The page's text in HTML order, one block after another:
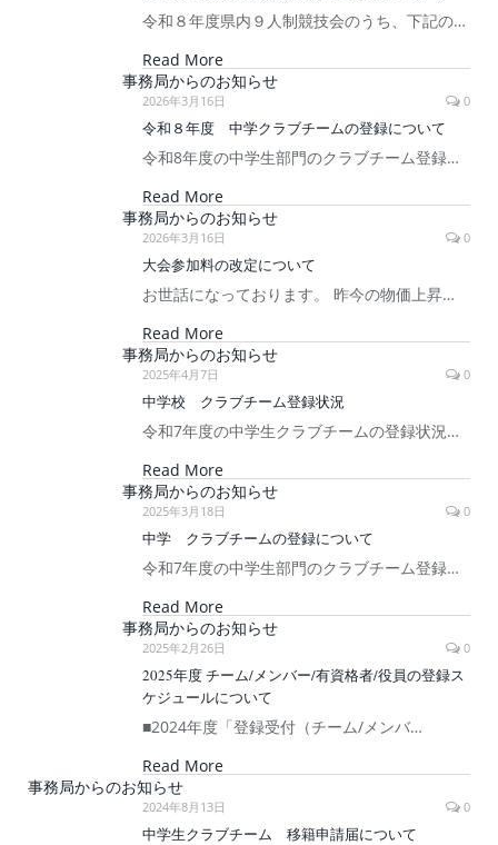
令和８年度県内９人制競技会のうち、下記の…
Read More
事務局からのお知らせ
2026年3月16日 0
令和８年度 中学クラブチームの登録について
令和8年度の中学生部門のクラブチーム登録…
Read More
事務局からのお知らせ
2026年3月16日 0
大会参加料の改定について
お世話になっております。 昨今の物価上昇…
Read More
事務局からのお知らせ
2025年4月7日 0
中学校 クラブチーム登録状況
令和7年度の中学生クラブチームの登録状況…
Read More
事務局からのお知らせ
2025年3月18日 0
中学 クラブチームの登録について
令和7年度の中学生部門のクラブチーム登録…
Read More
事務局からのお知らせ
2025年2月26日 0
2025年度 チーム/メンバー/有資格者/役員の登録ス
ケジュールについて
■2024年度「登録受付（チーム/メンバ…
Read More
事務局からのお知らせ
2024年8月13日 0
中学生クラブチーム 移籍申請届について